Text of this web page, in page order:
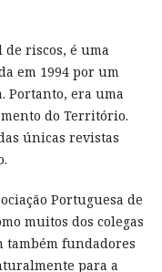
riscos, é uma
em 1994 por um
Portanto, era uma
do Território.
únicas revistas
Portuguesa de
muitos dos colegas
fundadores
para a